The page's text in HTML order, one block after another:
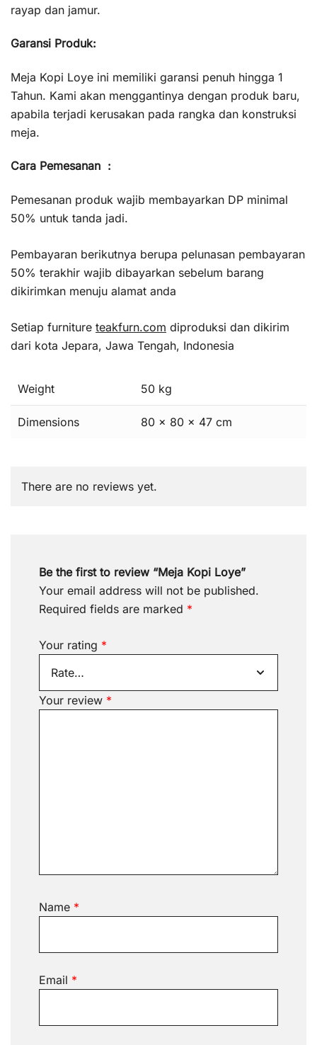
rayap dan jamur.
Garansi Produk:
Meja Kopi Loye ini memiliki garansi penuh hingga 1
Tahun. Kami akan menggantinya dengan produk baru,
apabila terjadi kerusakan pada rangka dan konstruksi
meja.
Cara Pemesanan :
Pemesanan produk wajib membayarkan DP minimal
50% untuk tanda jadi.
Pembayaran berikutnya berupa pelunasan pembayaran
50% terakhir wajib dibayarkan sebelum barang
dikirimkan menuju alamat anda
Setiap furniture teakfurn.com diproduksi dan dikirim
dari kota Jepara, Jawa Tengah, Indonesia
Weight 50 kg
Dimensions 80 × 80 × 47 cm
There are no reviews yet.
Be the first to review “Meja Kopi Loye”
Your email address will not be published.
Required fields are marked *
Your rating *
Your review *
Name *
Email *